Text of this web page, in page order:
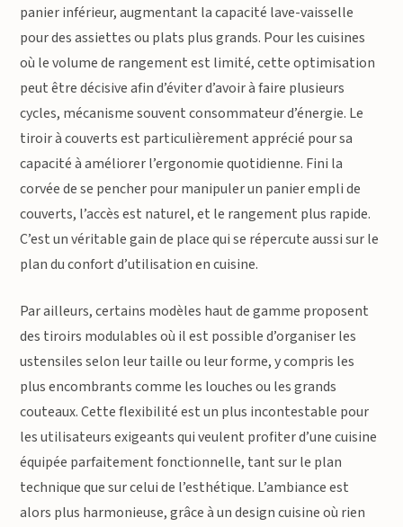
panier inférieur, augmentant la capacité lave-vaisselle
pour des assiettes ou plats plus grands. Pour les cuisines
où le volume de rangement est limité, cette optimisation
peut être décisive afin d’éviter d’avoir à faire plusieurs
cycles, mécanisme souvent consommateur d’énergie. Le
tiroir à couverts est particulièrement apprécié pour sa
capacité à améliorer l’ergonomie quotidienne. Fini la
corvée de se pencher pour manipuler un panier empli de
couverts, l’accès est naturel, et le rangement plus rapide.
C’est un véritable gain de place qui se répercute aussi sur le
plan du confort d’utilisation en cuisine.
Par ailleurs, certains modèles haut de gamme proposent
des tiroirs modulables où il est possible d’organiser les
ustensiles selon leur taille ou leur forme, y compris les
plus encombrants comme les louches ou les grands
couteaux. Cette flexibilité est un plus incontestable pour
les utilisateurs exigeants qui veulent profiter d’une cuisine
équipée parfaitement fonctionnelle, tant sur le plan
technique que sur celui de l’esthétique. L’ambiance est
alors plus harmonieuse, grâce à un design cuisine où rien